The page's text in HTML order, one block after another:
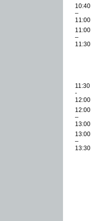
10:40
–
11:00
11:00
–
11:30
11:30
-
12:00
12:00
–
13:00
13:00
–
13:30